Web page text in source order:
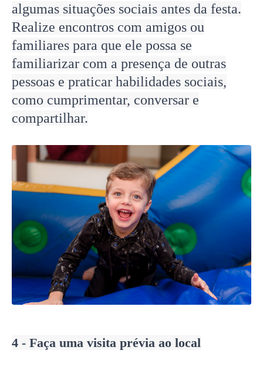
algumas situações sociais antes da festa.
Realize encontros com amigos ou
familiares para que ele possa se
familiarizar com a presença de outras
pessoas e praticar habilidades sociais,
como cumprimentar, conversar e
compartilhar.
4 - Faça uma visita prévia ao local